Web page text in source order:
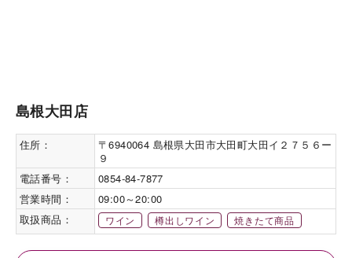
島根大田店
住所：
〒6940064 島根県大田市大田町大田イ２７５６ー
９
電話番号：
0854-84-7877
営業時間：
09:00～20:00
取扱商品：
ワイン 樽出しワイン 焼きたて商品